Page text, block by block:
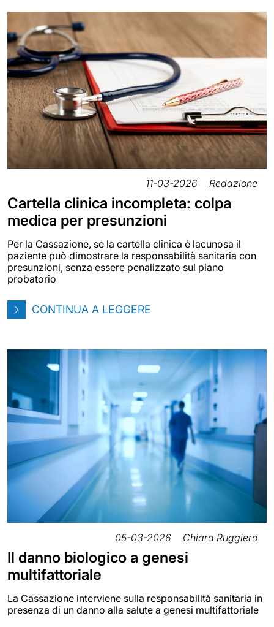
11-03-2026 Redazione
Cartella clinica incompleta: colpa
medica per presunzioni
Per la Cassazione, se la cartella clinica è lacunosa il
paziente può dimostrare la responsabilità sanitaria con
presunzioni, senza essere penalizzato sul piano
probatorio
CONTINUA A LEGGERE
05-03-2026 Chiara Ruggiero
Il danno biologico a genesi
multifattoriale
La Cassazione interviene sulla responsabilità sanitaria in
presenza di un danno alla salute a genesi multifattoriale